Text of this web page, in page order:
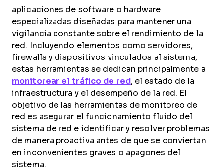
aplicaciones de software o hardware
especializadas diseñadas para mantener una
vigilancia constante sobre el rendimiento de la
red. Incluyendo elementos como servidores,
firewalls y dispositivos vinculados al sistema,
estas herramientas se dedican principalmente a
monitorear el tráfico de red, el estado de la
infraestructura y el desempeño de la red. El
objetivo de las herramientas de monitoreo de
red es asegurar el funcionamiento fluido del
sistema de red e identificar y resolver problemas
de manera proactiva antes de que se conviertan
en inconvenientes graves o apagones del
sistema.